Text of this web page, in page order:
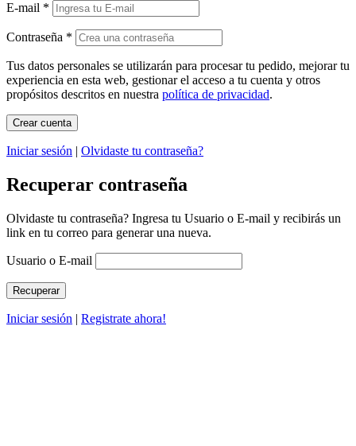
E-mail *
Contraseña *
Tus datos personales se utilizarán para procesar tu pedido, mejorar tu
experiencia en esta web, gestionar el acceso a tu cuenta y otros
propósitos descritos en nuestra política de privacidad.
Iniciar sesión | Olvidaste tu contraseña?
Recuperar contraseña
Olvidaste tu contraseña? Ingresa tu Usuario o E-mail y recibirás un
link en tu correo para generar una nueva.
Usuario o E-mail
Iniciar sesión | Registrate ahora!